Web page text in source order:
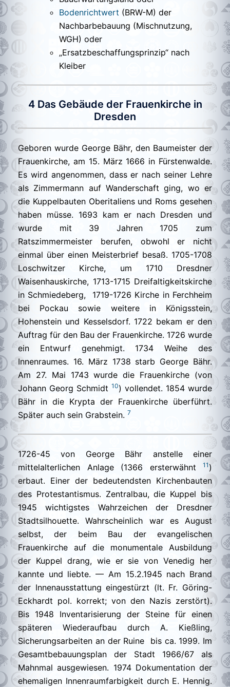
Bodenrichtwert (BRW-M) der
Nachbarbebauung (Mischnutzung,
WGH) oder
„Ersatzbeschaffungsprinzip“ nach
Kleiber
4 Das Gebäude der Frauenkirche in
Dresden
Geboren wurde George Bähr, den Baumeister der
Frauenkirche, am 15. März 1666 in Fürstenwalde.
Es wird angenommen, dass er nach seiner Lehre
als Zimmermann auf Wanderschaft ging, wo er
die Kuppelbauten Oberitaliens und Roms gesehen
haben müsse. 1693 kam er nach Dresden und
wurde mit 39 Jahren 1705 zum
Ratszimmermeister berufen, obwohl er nicht
einmal über einen Meisterbrief besaß. 1705-1708
Loschwitzer Kirche, um 1710 Dresdner
Waisenhauskirche, 1713-1715 Dreifaltigkeitskirche
in Schmiedeberg, 1719-1726 Kirche in Ferchheim
bei Pockau sowie weitere in Königsstein,
Hohenstein und Kesselsdorf. 1722 bekam er den
Auftrag für den Bau der Frauenkirche. 1726 wurde
ein Entwurf genehmigt. 1734 Weihe des
Innenraumes. 16. März 1738 starb George Bähr.
Am 27. Mai 1743 wurde die Frauenkirche (von
Johann Georg Schmidt 10) vollendet. 1854 wurde
Bähr in die Krypta der Frauenkirche überführt.
Später auch sein Grabstein. 7
1726-45 von George Bähr anstelle einer
mittelalterlichen Anlage (1366 ersterwähnt
11 )
erbaut. Einer der bedeutendsten Kirchenbauten
des Protestantismus. Zentralbau, die Kuppel bis
1945 wichtigstes Wahrzeichen der Dresdner
Stadtsilhouette. Wahrscheinlich war es August
selbst, der beim Bau der evangelischen
Frauenkirche auf die monumentale Ausbildung
der Kuppel drang, wie er sie von Venedig her
kannte und liebte. — Am 15.2.1945 nach Brand
der Innenausstattung eingestürzt (lt. Fr. Göring-
Eckhardt pol. korrekt; von den Nazis zerstört).
Bis 1948 Inventarisierung der Steine für einen
späteren Wiederaufbau durch A. Kießling,
Sicherungsarbeiten an der Ruine bis ca. 1999. Im
Gesamtbebauungsplan der Stadt 1966/67 als
Mahnmal ausgewiesen. 1974 Dokumentation der
ehemaligen Innenraumfarbigkeit durch E. Hennig.